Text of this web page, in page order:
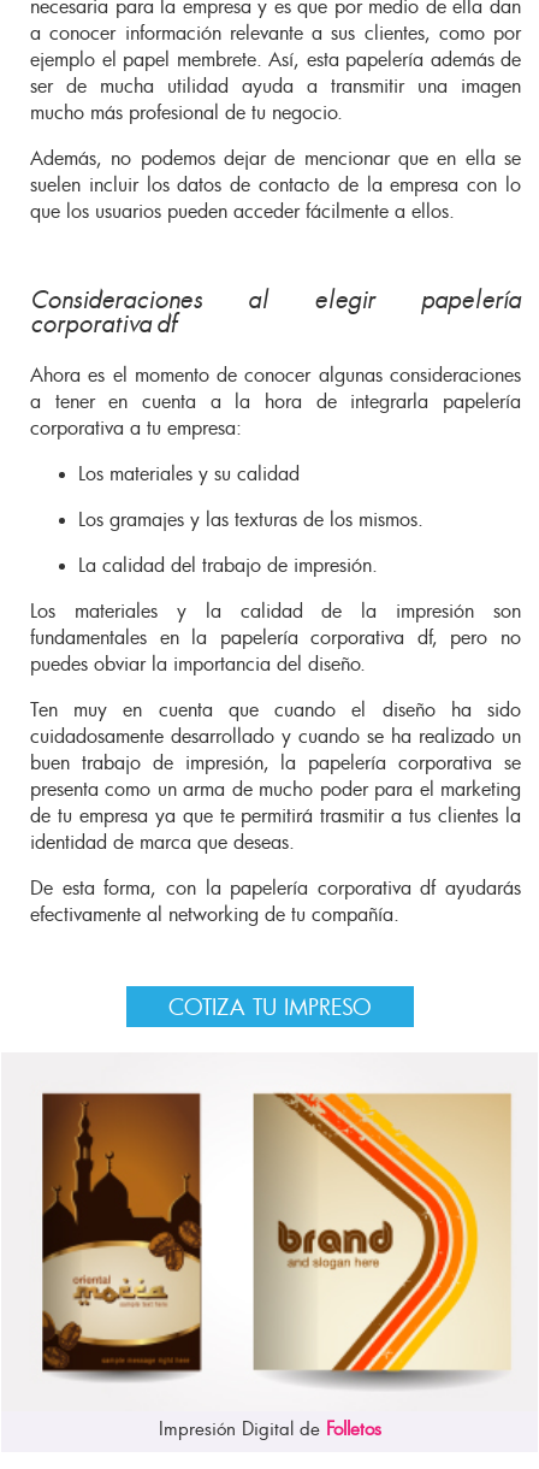
necesaria para la empresa y es que por medio de ella dan
a conocer información relevante a sus clientes, como por
ejemplo el papel membrete. Así, esta papelería además de
ser de mucha utilidad ayuda a transmitir una imagen
mucho más profesional de tu negocio.
Además, no podemos dejar de mencionar que en ella se
suelen incluir los datos de contacto de la empresa con lo
que los usuarios pueden acceder fácilmente a ellos.
Consideraciones al elegir papelería
corporativa df
Ahora es el momento de conocer algunas consideraciones
a tener en cuenta a la hora de integrarla papelería
corporativa a tu empresa:
Los materiales y su calidad
Los gramajes y las texturas de los mismos.
La calidad del trabajo de impresión.
Los materiales y la calidad de la impresión son
fundamentales en la papelería corporativa df, pero no
puedes obviar la importancia del diseño.
Ten muy en cuenta que cuando el diseño ha sido
cuidadosamente desarrollado y cuando se ha realizado un
buen trabajo de impresión, la papelería corporativa se
presenta como un arma de mucho poder para el marketing
de tu empresa ya que te permitirá trasmitir a tus clientes la
identidad de marca que deseas.
De esta forma, con la papelería corporativa df ayudarás
efectivamente al networking de tu compañía.
COTIZA TU IMPRESO
Impresión Digital de Folletos